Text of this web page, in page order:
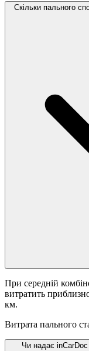
Скільки пального
При середній
витратить
км.
Витрата пального
Чи надає inCarDoc